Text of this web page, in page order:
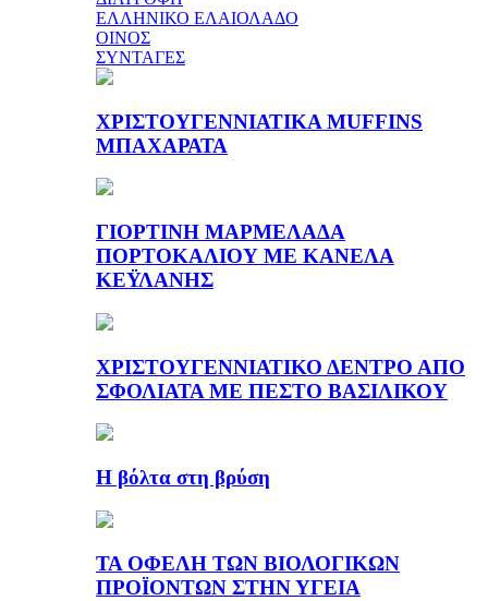
ΕΛΛΗΝΙΚΟ ΕΛΑΙΟΛΑΔΟ
ΟΙΝΟΣ
ΣΥΝΤΑΓΕΣ
ΧΡΙΣΤΟΥΓΕΝΝΙΑΤΙΚΑ MUFFINS
ΜΠΑΧΑΡΑΤΑ
ΓΙΟΡΤΙΝΗ ΜΑΡΜΕΛΑΔΑ
ΠΟΡΤΟΚΑΛΙΟΥ ΜΕ ΚΑΝΕΛΑ
ΚΕΫΛΑΝΗΣ
ΧΡΙΣΤΟΥΓΕΝΝΙΑΤΙΚΟ ΔΕΝΤΡΟ ΑΠΟ
ΣΦΟΛΙΑΤΑ ΜΕ ΠΕΣΤΟ ΒΑΣΙΛΙΚΟΥ
Η βόλτα στη βρύση
ΤΑ ΟΦΕΛΗ ΤΩΝ ΒΙΟΛΟΓΙΚΩΝ
ΠΡΟΪΟΝΤΩΝ ΣΤΗΝ ΥΓΕΙΑ